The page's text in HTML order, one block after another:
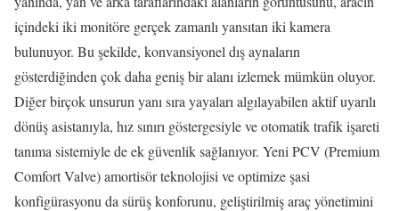
içindeki iki monitöre gerçek zamanlı yansıtan iki kamera
bulunuyor. Bu şekilde, konvansiyonel dış aynaların
gösterdiğinden çok daha geniş bir alanı izlemek mümkün oluyor.
Diğer birçok unsurun yanı sıra yayaları algılayabilen aktif uyarılı
dönüş asistanıyla, hız sınırı göstergesiyle ve otomatik trafik işareti
tanıma sistemiyle de ek güvenlik sağlanıyor. Yeni PCV (Premium
Comfort Valve) amortisör teknolojisi ve optimize şasi
konfigürasyonu da sürüş konforunu, geliştirilmiş araç yönetimini